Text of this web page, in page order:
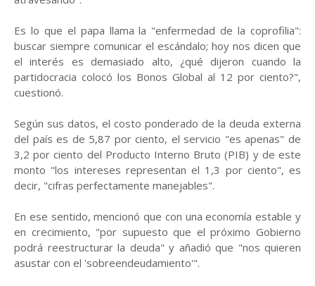
Es lo que el papa llama la "enfermedad de la coprofilia":
buscar siempre comunicar el escándalo; hoy nos dicen que
el interés es demasiado alto, ¿qué dijeron cuando la
partidocracia colocó los Bonos Global al 12 por ciento?",
cuestionó.
Según sus datos, el costo ponderado de la deuda externa
del país es de 5,87 por ciento, el servicio "es apenas" de
3,2 por ciento del Producto Interno Bruto (PIB) y de este
monto "los intereses representan el 1,3 por ciento", es
decir, "cifras perfectamente manejables".
En ese sentido, mencionó que con una economía estable y
en crecimiento, "por supuesto que el próximo Gobierno
podrá reestructurar la deuda" y añadió que "nos quieren
asustar con el 'sobreendeudamiento'".